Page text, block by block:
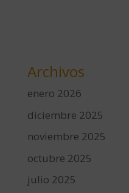
Archivos
enero 2026
diciembre 2025
noviembre 2025
octubre 2025
julio 2025